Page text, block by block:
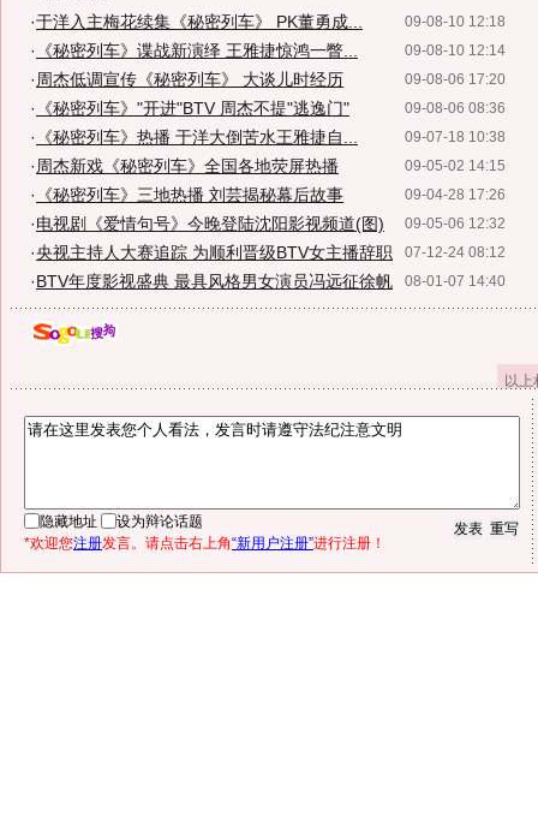
09-08-10 12:18
·于洋入主梅花续集《秘密列车》 PK董勇成...
09-08-10 12:14
· 《秘密列车》谍战新演绎 王雅捷惊鸿一瞥...
09-08-06 17:20
· 周杰低调宣传《秘密列车》 大谈儿时经历
09-08-06 08:36
· 《秘密列车》"开进"BTV 周杰不提"逃逸门"
09-07-18 10:38
· 《秘密列车》热播 于洋大倒苦水王雅捷自...
09-05-02 14:15
· 周杰新戏《秘密列车》全国各地荧屏热播
09-04-28 17:26
· 《秘密列车》三地热播 刘芸揭秘幕后故事
09-05-06 12:32
·电视剧《爱情句号》今晚登陆沈阳影视频道(图)
07-12-24 08:12
·央视主持人大赛追踪 为顺利晋级BTV女主播辞职
08-01-07 14:40
·BTV年度影视盛典 最具风格男女演员冯远征徐帆
以
隐藏地址
设为辩论话题
*欢迎您注册发言。请点击右上角“新用户注册”进行注册！